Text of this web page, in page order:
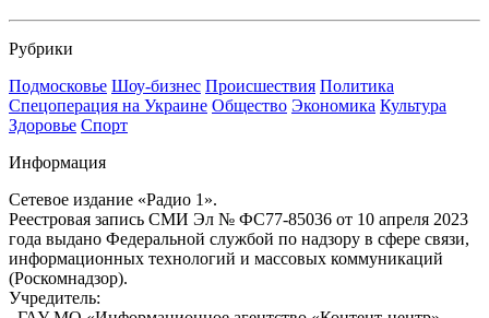
Рубрики
Подмосковье Шоу-бизнес Происшествия Политика
Спецоперация на Украине Общество Экономика Культура
Здоровье Спорт
Информация
Сетевое издание «Радио 1».
Реестровая запись СМИ Эл № ФС77-85036 от 10 апреля 2023
года выдано Федеральной службой по надзору в сфере связи,
информационных технологий и массовых коммуникаций
(Роскомнадзор).
Учредитель: